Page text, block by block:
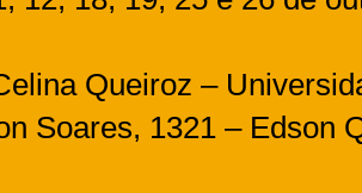
Queiroz –
Soares, 1321 – Edson